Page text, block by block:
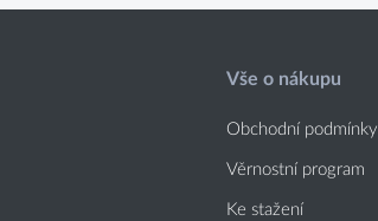
Vše o nákupu
Obchodní podmínky
Věrnostní program
Ke stažení